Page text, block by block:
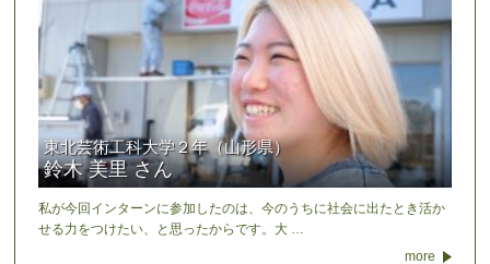
東北芸術工科大学２年（山形県）
鈴木 美里 さん
私が今回インターンに参加したのは、今のうちに社会に出たとき活か
せる力をつけたい、と思ったからです。大 …
more